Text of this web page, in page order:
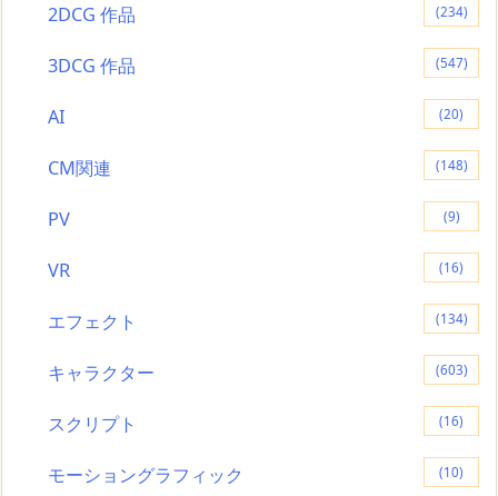
2DCG 作品
(234)
3DCG 作品 (547)
AI (20)
CM関連 (148)
PV (9)
VR (16)
エフェクト (134)
キャラクター (603)
スクリプト (16)
モーショングラフィック (10)